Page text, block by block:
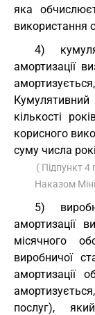
яка
використання
4)
амортизації
Кумулятивний
кількості
корисного
суму числа
( Підпункт 4
Наказом
5)
амортизації
місячного
виробничої
амортизації
послуг),